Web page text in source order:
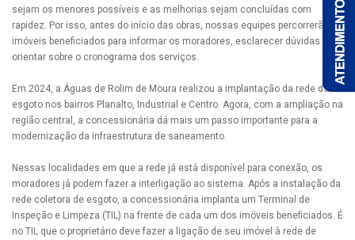
sejam os menores possíveis e as melhorias sejam concluídas com
rapidez. Por isso, antes do início das obras, nossas equipes percorrerão os
imóveis beneficiados para informar os moradores, esclarecer dúvidas e
orientar sobre o cronograma dos serviços.
Em 2024, a Águas de Rolim de Moura realizou a implantação da rede de
esgoto nos bairros Planalto, Industrial e Centro. Agora, com a ampliação na
região central, a concessionária dá mais um passo importante para a
modernização da infraestrutura de saneamento.
Nessas localidades em que a rede já está disponível para conexão, os
moradores já podem fazer a interligação ao sistema. Após a instalação da
rede coletora de esgoto, a concessionária implanta um Terminal de
Inspeção e Limpeza (TIL) na frente de cada um dos imóveis beneficiados. É
no TIL que o proprietário deve fazer a ligação de seu imóvel à rede de